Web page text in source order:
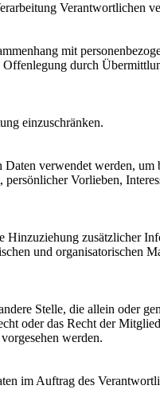
Verantwortlichen
mit
durch
einzuschränken.
verwendet werden,
Vorlieben,
Hinzuziehung zusätzlicher
und organisatorischen
Stelle, die allein oder
oder das Recht der
werden.
im Auftrag des